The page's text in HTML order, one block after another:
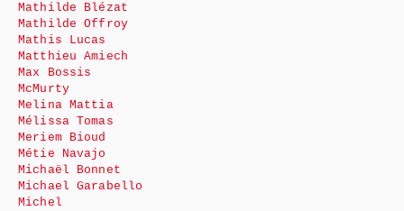
Mathilde Blézat
Mathilde Offroy
Mathis Lucas
Matthieu Amiech
Max Bossis
McMurty
Melina Mattia
Mélissa Tomas
Meriem Bioud
Métie Navajo
Michaël Bonnet
Michael Garabello
Michel